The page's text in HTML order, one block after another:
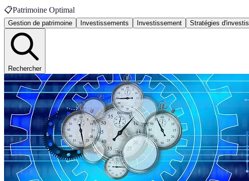
📋Patrimoine Optimal
Gestion de patrimoine Investissements Investissement Stratégies
Rechercher